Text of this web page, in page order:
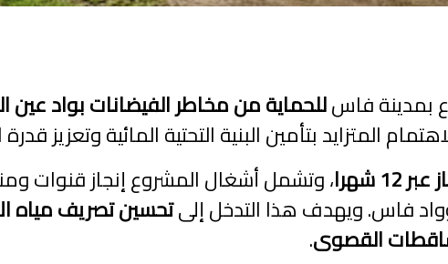
بمدينة فاسللحماية من مخاطر الفيضانات بواد عين
المتزايد بتأمين البنية التحتية المائية وتعزيز
شهرا
، وتشمل أشغال المشروع إنجاز قنوات
تحسين تصريف مياه
القصوى.